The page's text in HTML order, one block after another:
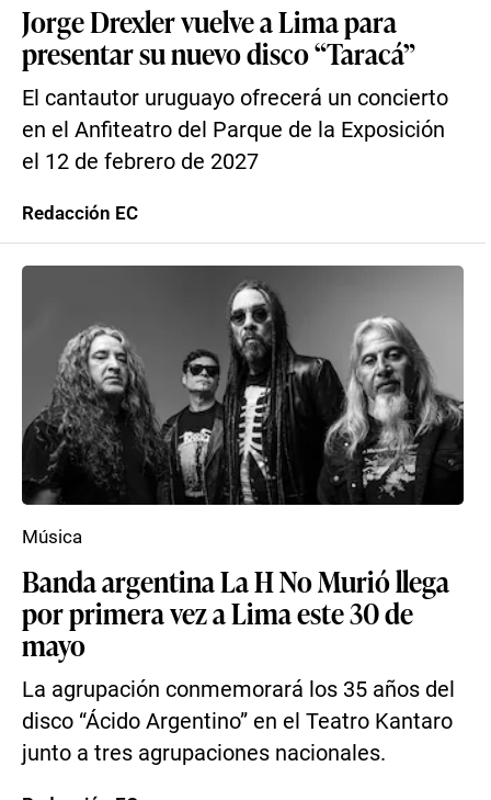
Jorge Drexler vuelve a Lima para
presentar su nuevo disco “Taracá”
El cantautor uruguayo ofrecerá un concierto
en el Anfiteatro del Parque de la Exposición
el 12 de febrero de 2027
Redacción EC
Banda argentina La H No Murió llega
por primera vez a Lima este 30 de
mayo
La agrupación conmemorará los 35 años del
disco “Ácido Argentino” en el Teatro Kantaro
junto a tres agrupaciones nacionales.
Música